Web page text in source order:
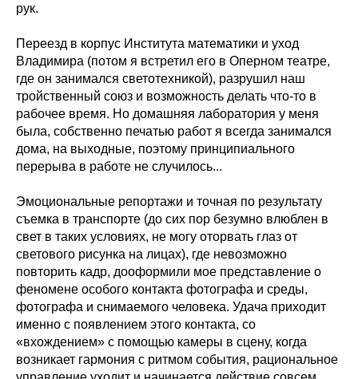
рук.
Переезд в корпус Института математики и уход
Владимира (потом я встретил его в Оперном театре,
где он занимался светотехникой), разрушил наш
тройственный союз и возможность делать что-то в
рабочее время. Но домашняя лаборатория у меня
была, собственно печатью работ я всегда занимался
дома, на выходные, поэтому принципиального
перерыва в работе не случилось...
Эмоциональные репортажи и точная по результату
съемка в транспорте (до сих пор безумно влюблен в
свет в таких условиях, не могу оторвать глаз от
светового рисунка на лицах), где невозможно
повторить кадр, дооформили мое представление о
феномене особого контакта фотографа и среды,
фотографа и снимаемого человека. Удача приходит
именно с появлением этого контакта, со
«вхождением» с помощью камеры в сцену, когда
возникает гармония с ритмом события, рациональное